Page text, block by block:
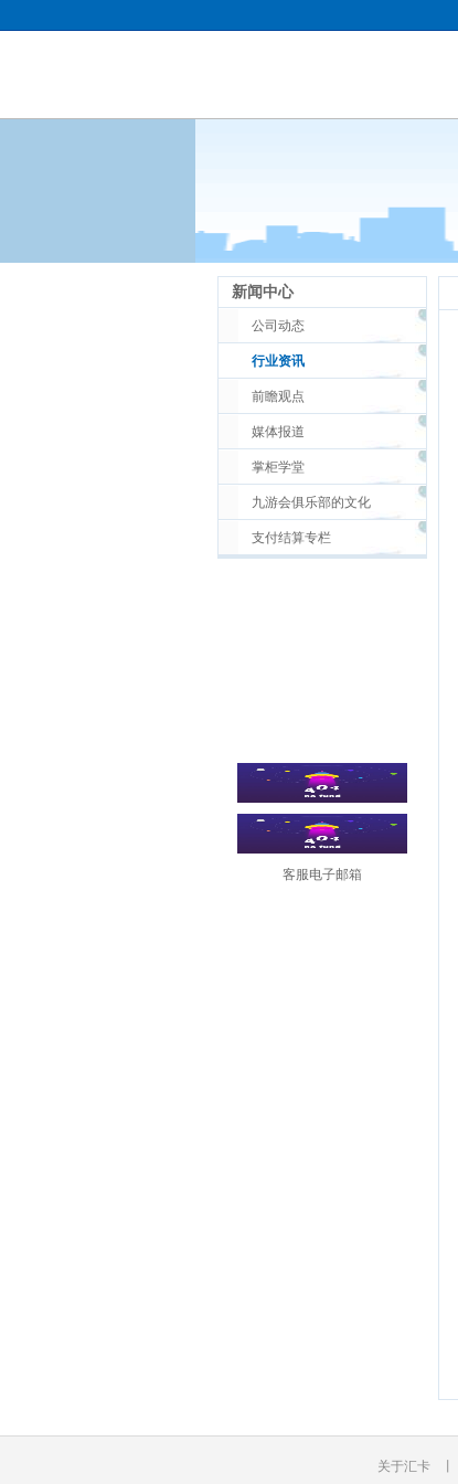
新闻中心
公司动态
行业资讯
前瞻观点
媒体报道
掌柜学堂
九游会俱乐部的文化
支付结算专栏
客服电子邮箱
关于汇卡